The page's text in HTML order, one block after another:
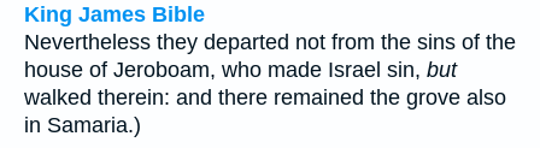
King James Bible
Nevertheless they departed not from the sins of the
house of Jeroboam, who made Israel sin, but
walked therein: and there remained the grove also
in Samaria.)